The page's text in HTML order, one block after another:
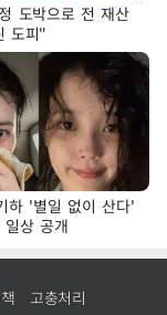
도박으로 전 재산
도피"
하 '별일 없이 산다'
상 공개
고충처리